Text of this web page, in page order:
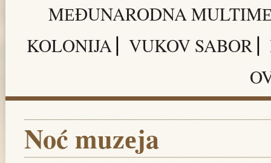
MЕĐUNARODNA
KOLONIJA| VUKOV SABOR|
Noć muzеja